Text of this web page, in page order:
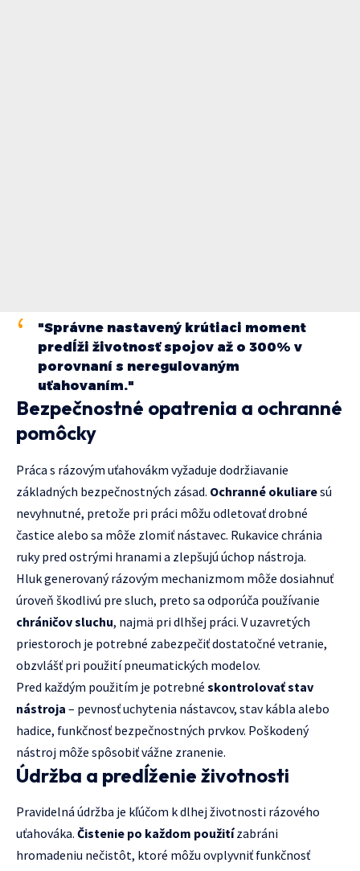
"Správne nastavený krútiaci moment
predĺži životnosť spojov až o 300% v
porovnaní s neregulovaným
uťahovaním."
Bezpečnostné opatrenia a ochranné
pomôcky
Práca s rázovým uťahovákm vyžaduje dodržiavanie
základných bezpečnostných zásad. Ochranné okuliaresú
nevyhnutné, pretože pri práci môžu odletovať drobné
častice alebo sa môže zlomiť nástavec. Rukavice chránia
ruky pred ostrými hranami a zlepšujú úchop nástroja.
Hluk generovaný rázovým mechanizmom môže dosiahnuť
úroveň škodlivú pre sluch, preto sa odporúča používanie
chráničov sluchu, najmä pri dlhšej práci. V uzavretých
priestoroch je potrebné zabezpečiť dostatočné vetranie,
obzvlášť pri použití pneumatických modelov.
Pred každým použitím je potrebné skontrolovať stav
nástroja – pevnosť uchytenia nástavcov, stav kábla alebo
hadice, funkčnosť bezpečnostných prvkov. Poškodený
nástroj môže spôsobiť vážne zranenie.
Údržba a predĺženie životnosti
Pravidelná údržba je kľúčom k dlhej životnosti rázového
uťahováka. Čistenie po každom použitízabráni
hromadeniu nečistôt, ktoré môžu ovplyvniť funkčnosť